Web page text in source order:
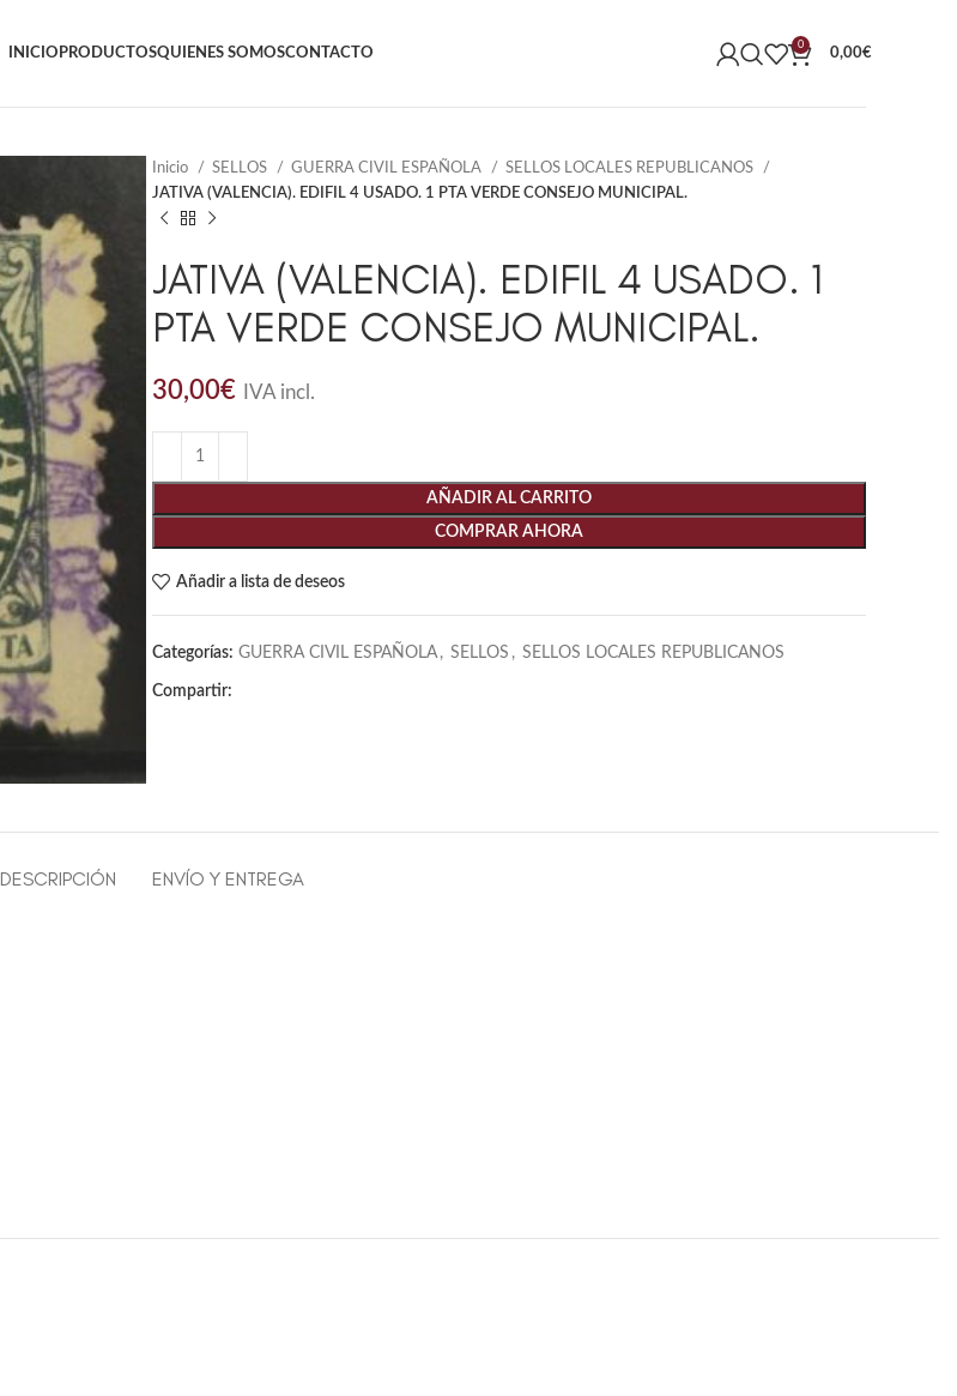
INICIO PRODUCTOSQUIENES SOMOSCONTACTO
0
0,00€
Inicio SELLOS GUERRA CIVIL ESPAÑOLA
SELLOS LOCALES REPUBLICANOS
JATIVA (VALENCIA). EDIFIL 4 USADO. 1 PTA VERDE CONSEJO MUNICIPAL.
JATIVA (VALENCIA). EDIFIL 4 USADO. 1
PTA VERDE CONSEJO MUNICIPAL.
30,00€ IVA incl.
AÑADIR AL CARRITO
COMPRAR AHORA
Añadir a lista de deseos
Categorías: GUERRA CIVIL ESPAÑOLA , SELLOS , SELLOS LOCALES REPUBLICANOS
Compartir:
DESCRIPCIÓN ENVÍO Y ENTREGA